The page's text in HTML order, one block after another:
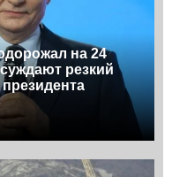
на 24
резкий